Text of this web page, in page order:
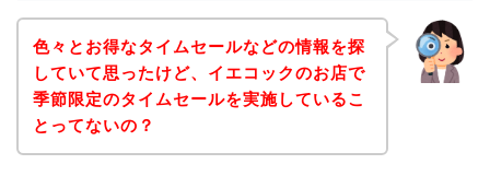
色々とお得なタイムセールなどの情報を探
していて思ったけど、イエコックのお店で
季節限定のタイムセールを実施しているこ
とってないの？